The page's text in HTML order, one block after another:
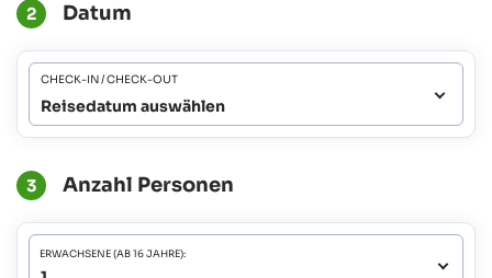
2 Datum
CHECK-IN / CHECK-OUT
Reisedatum auswählen
3 Anzahl Personen
ERWACHSENE (AB 16 JAHRE):